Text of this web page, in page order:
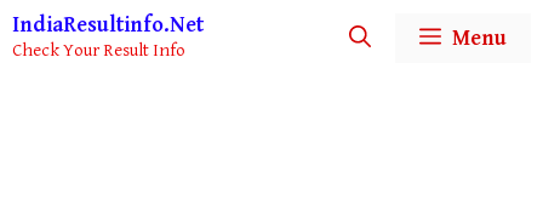
Skip
to
IndiaResultinfo.Net
Check Your Result Info Menu